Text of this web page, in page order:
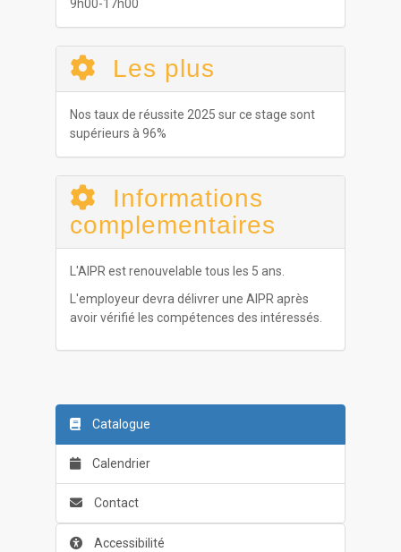
9h00-17h00
Les plus
Nos taux de réussite 2025 sur ce stage sont
supérieurs à 96%
Informations
complementaires
L'AIPR est renouvelable tous les 5 ans.
L'employeur devra délivrer une AIPR après
avoir vérifié les compétences des intéressés.
Catalogue
Calendrier
Contact
Accessibilité